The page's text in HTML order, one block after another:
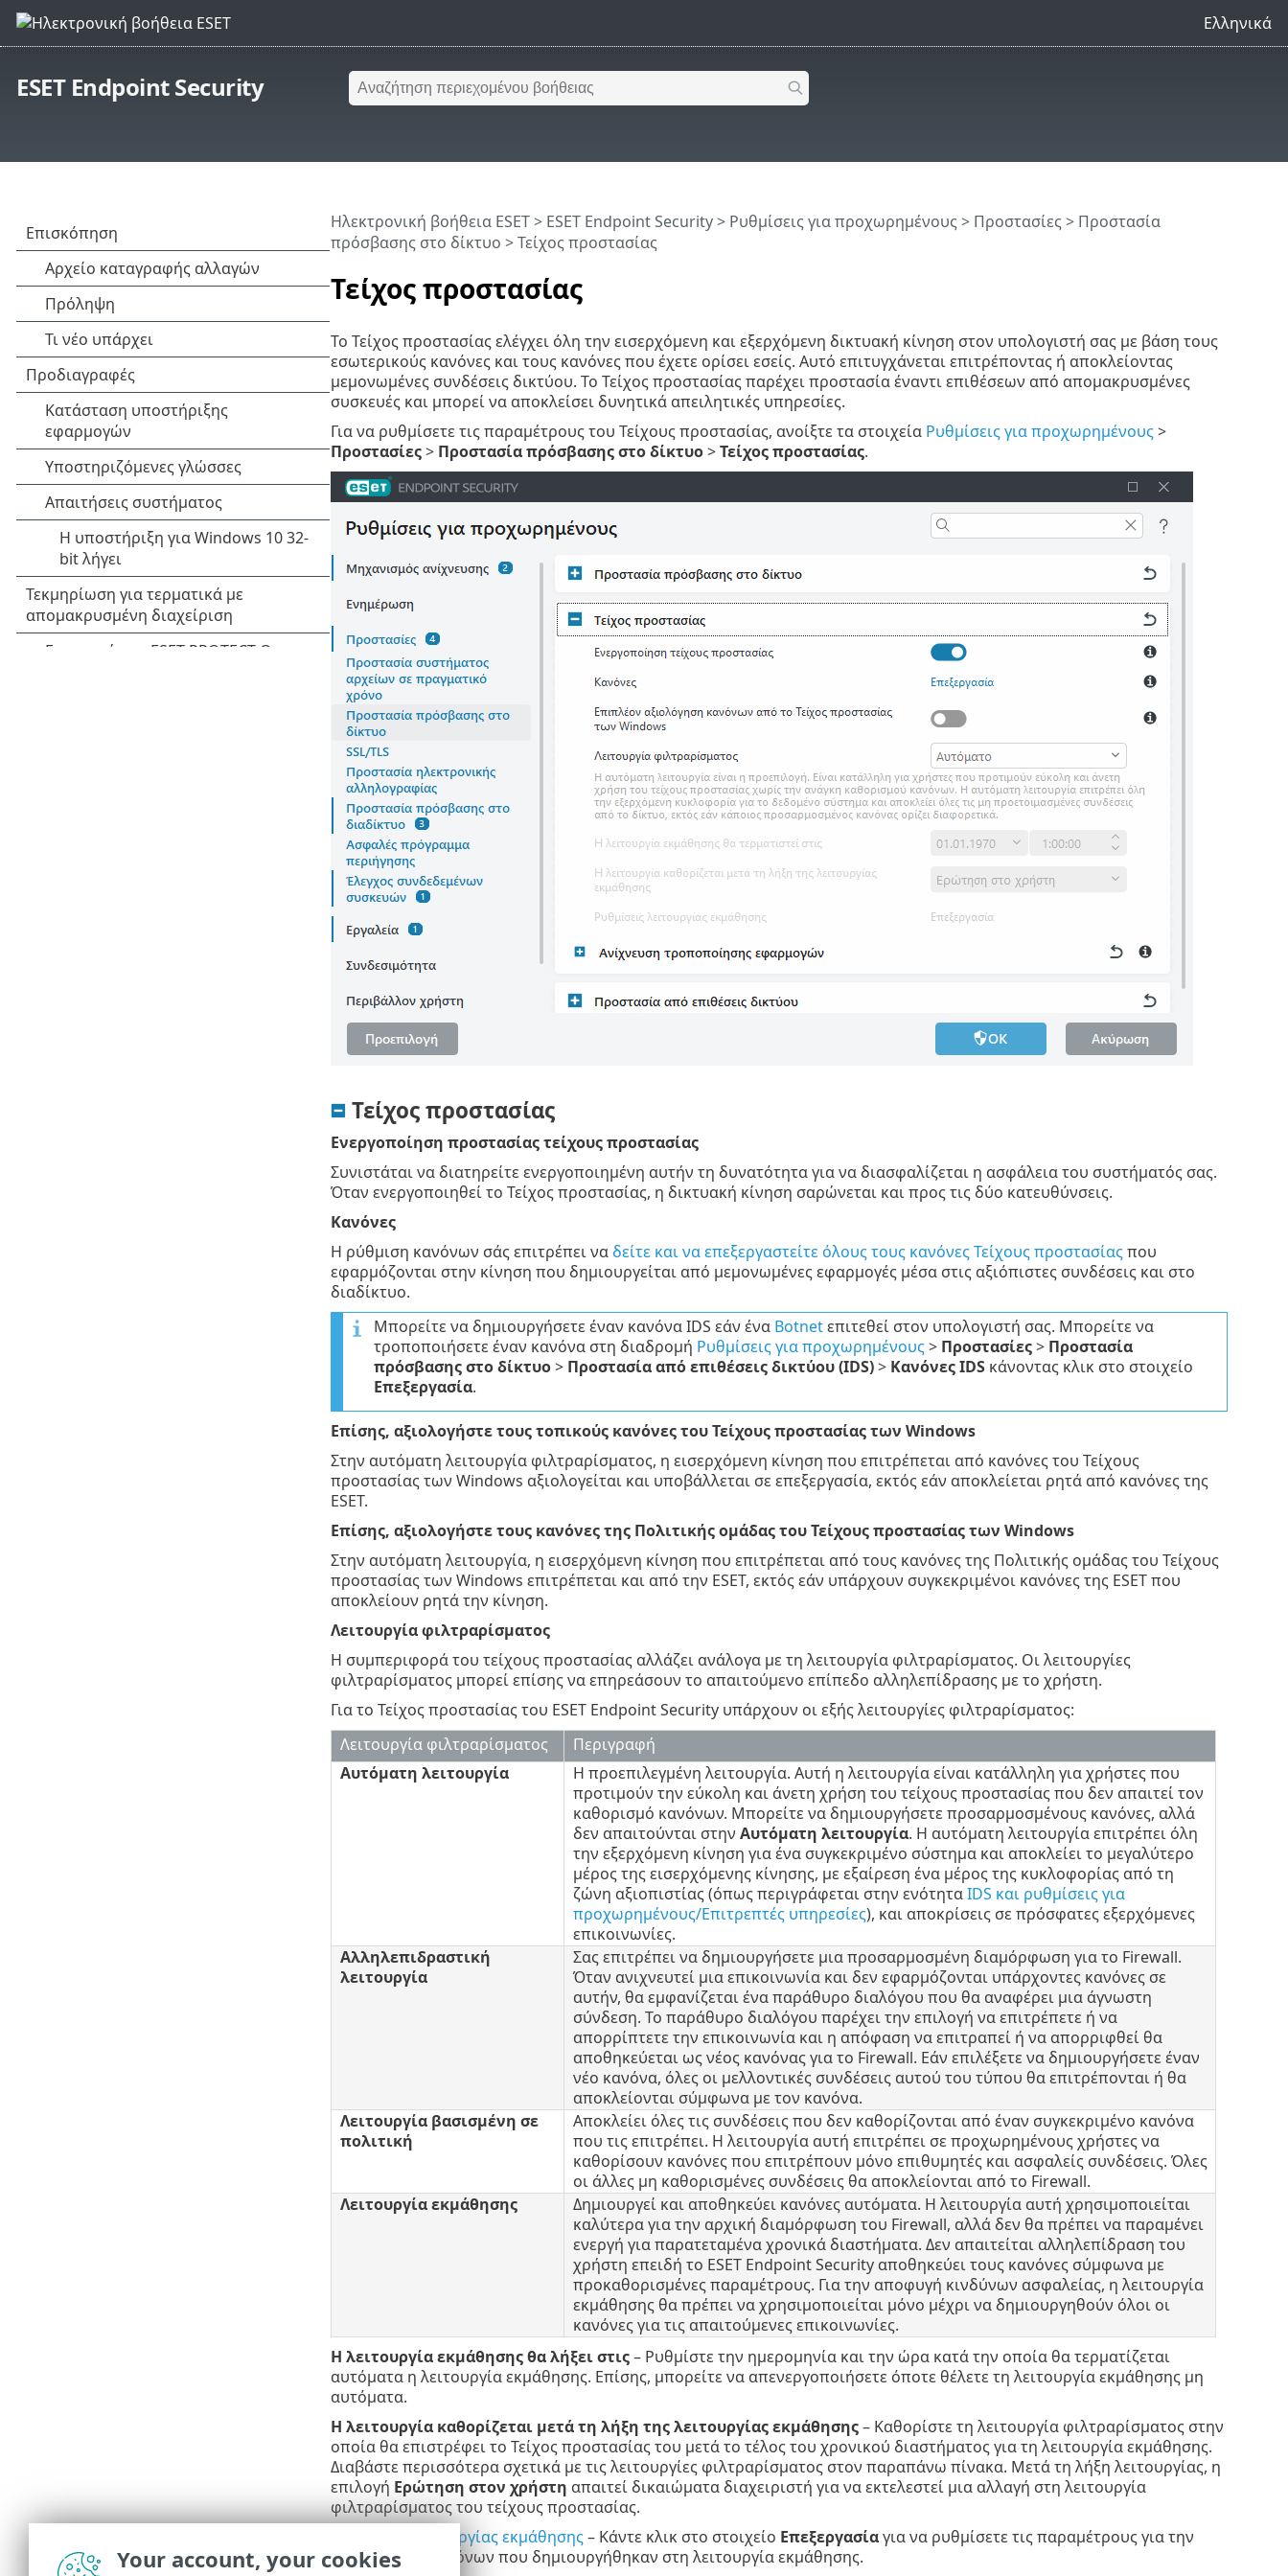
Ελληνικά
ESET Endpoint Security
Τείχος προστασίας
Ηλεκτρονική βοήθεια ESET> ESET Endpoint Security> Ρυθμίσεις για προχωρημένους> Προστασίες> Προστασία
πρόσβασης στο δίκτυο > Τείχος προστασίας
Το Τείχος προστασίας ελέγχει όλη την εισερχόμενη και εξερχόμενη δικτυακή κίνηση στον υπολογιστή σας με βάση τους
εσωτερικούς κανόνες και τους κανόνες που έχετε ορίσει εσείς. Αυτό επιτυγχάνεται επιτρέποντας ή αποκλείοντας
μεμονωμένες συνδέσεις δικτύου. Το Τείχος προστασίας παρέχει προστασία έναντι επιθέσεων από απομακρυσμένες
συσκευές και μπορεί να αποκλείσει δυνητικά απειλητικές υπηρεσίες.
Για να ρυθμίσετε τις παραμέτρους του Τείχους προστασίας, ανοίξτε τα στοιχεία Ρυθμίσεις για προχωρημένους>
Προστασίες> Προστασία πρόσβασης στο δίκτυο>Τείχος προστασίας.
Τείχος προστασίας
Ενεργοποίηση προστασίας τείχους προστασίας
Συνιστάται να διατηρείτε ενεργοποιημένη αυτήν τη δυνατότητα για να διασφαλίζεται η ασφάλεια του συστήματός σας.
Όταν ενεργοποιηθεί το Τείχος προστασίας, η δικτυακή κίνηση σαρώνεται και προς τις δύο κατευθύνσεις.
Κανόνες
Η ρύθμιση κανόνων σάς επιτρέπει ναδείτε και να επεξεργαστείτε όλους τους κανόνες Τείχους προστασίαςπου
εφαρμόζονται στην κίνηση που δημιουργείται από μεμονωμένες εφαρμογές μέσα στις αξιόπιστες συνδέσεις και στο
διαδίκτυο.
Μπορείτε να δημιουργήσετε έναν κανόνα IDS εάν ένα Botnetεπιτεθεί στον υπολογιστή σας. Μπορείτε να
τροποποιήσετε έναν κανόνα στη διαδρομή Ρυθμίσεις για προχωρημένους> Προστασίες> Προστασία
πρόσβασης στο δίκτυο> Προστασία από επιθέσεις δικτύου (IDS)> Κανόνες IDSκάνοντας κλικ στο στοιχείο
Επεξεργασία.
Επίσης, αξιολογήστε τους τοπικούς κανόνες του Τείχους προστασίας των Windows
Στην αυτόματη λειτουργία φιλτραρίσματος, η εισερχόμενη κίνηση που επιτρέπεται από κανόνες του Τείχους
προστασίας των Windows αξιολογείται και υποβάλλεται σε επεξεργασία, εκτός εάν αποκλείεται ρητά από κανόνες της
ESET.
Επίσης, αξιολογήστε τους κανόνες της Πολιτικής ομάδας του Τείχους προστασίας των Windows
Στην αυτόματη λειτουργία, η εισερχόμενη κίνηση που επιτρέπεται από τους κανόνες της Πολιτικής ομάδας του Τείχους
προστασίας των Windows επιτρέπεται και από την ESET, εκτός εάν υπάρχουν συγκεκριμένοι κανόνες της ESET που
αποκλείουν ρητά την κίνηση.
Λειτουργία φιλτραρίσματος
Η συμπεριφορά του τείχους προστασίας αλλάζει ανάλογα με τη λειτουργία φιλτραρίσματος. Οι λειτουργίες
φιλτραρίσματος μπορεί επίσης να επηρεάσουν το απαιτούμενο επίπεδο αλληλεπίδρασης με το χρήστη.
Για το Τείχος προστασίας του ESET Endpoint Security υπάρχουν οι εξής λειτουργίες φιλτραρίσματος:
Λειτουργία φιλτραρίσματος
Περιγραφή
Αυτόματη λειτουργία
Η προεπιλεγμένη λειτουργία. Αυτή η λειτουργία είναι κατάλληλη για χρήστες που
προτιμούν την εύκολη και άνετη χρήση του τείχους προστασίας που δεν απαιτεί τον
καθορισμό κανόνων. Μπορείτε να δημιουργήσετε προσαρμοσμένους κανόνες, αλλά
δεν απαιτούνται στην Αυτόματη λειτουργία. Η αυτόματη λειτουργία επιτρέπει όλη
την εξερχόμενη κίνηση για ένα συγκεκριμένο σύστημα και αποκλείει το μεγαλύτερο
μέρος της εισερχόμενης κίνησης, με εξαίρεση ένα μέρος της κυκλοφορίας από τη
ζώνη αξιοπιστίας (όπως περιγράφεται στην ενότηταIDS και ρυθμίσεις για
προχωρημένους/Επιτρεπτές υπηρεσίες), και αποκρίσεις σε πρόσφατες εξερχόμενες
επικοινωνίες.
Αλληλεπιδραστική
λειτουργία
Σας επιτρέπει να δημιουργήσετε μια προσαρμοσμένη διαμόρφωση για το Firewall.
Όταν ανιχνευτεί μια επικοινωνία και δεν εφαρμόζονται υπάρχοντες κανόνες σε
αυτήν, θα εμφανίζεται ένα παράθυρο διαλόγου που θα αναφέρει μια άγνωστη
σύνδεση. Το παράθυρο διαλόγου παρέχει την επιλογή να επιτρέπετε ή να
απορρίπτετε την επικοινωνία και η απόφαση να επιτραπεί ή να απορριφθεί θα
αποθηκεύεται ως νέος κανόνας για το Firewall. Εάν επιλέξετε να δημιουργήσετε έναν
νέο κανόνα, όλες οι μελλοντικές συνδέσεις αυτού του τύπου θα επιτρέπονται ή θα
αποκλείονται σύμφωνα με τον κανόνα.
Λειτουργία βασισμένη σε
πολιτική
Αποκλείει όλες τις συνδέσεις που δεν καθορίζονται από έναν συγκεκριμένο κανόνα
που τις επιτρέπει. Η λειτουργία αυτή επιτρέπει σε προχωρημένους χρήστες να
καθορίσουν κανόνες που επιτρέπουν μόνο επιθυμητές και ασφαλείς συνδέσεις. Όλες
οι άλλες μη καθορισμένες συνδέσεις θα αποκλείονται από το Firewall.
Λειτουργία εκμάθησης
Δημιουργεί και αποθηκεύει κανόνες αυτόματα. Η λειτουργία αυτή χρησιμοποιείται
καλύτερα για την αρχική διαμόρφωση του Firewall, αλλά δεν θα πρέπει να παραμένει
ενεργή για παρατεταμένα χρονικά διαστήματα. Δεν απαιτείται αλληλεπίδραση του
χρήστη επειδή το ESET Endpoint Security αποθηκεύει τους κανόνες σύμφωνα με
προκαθορισμένες παραμέτρους. Για την αποφυγή κινδύνων ασφαλείας, η λειτουργία
εκμάθησης θα πρέπει να χρησιμοποιείται μόνο μέχρι να δημιουργηθούν όλοι οι
κανόνες για τις απαιτούμενες επικοινωνίες.
Η λειτουργία εκμάθησης θα λήξει στις– Ρυθμίστε την ημερομηνία και την ώρα κατά την οποία θα τερματίζεται
αυτόματα η λειτουργία εκμάθησης. Επίσης, μπορείτε να απενεργοποιήσετε όποτε θέλετε τη λειτουργία εκμάθησης μη
αυτόματα.
Η λειτουργία καθορίζεται μετά τη λήξη της λειτουργίας εκμάθησης– Καθορίστε τη λειτουργία φιλτραρίσματος στην
οποία θα επιστρέφει το Τείχος προστασίας του μετά το τέλος του χρονικού διαστήματος για τη λειτουργία εκμάθησης.
Διαβάστε περισσότερα σχετικά με τις λειτουργίες φιλτραρίσματος στον παραπάνω πίνακα. Μετά τη λήξη λειτουργίας, η
επιλογή Ερώτηση στον χρήστη απαιτεί δικαιώματα διαχειριστή για να εκτελεστεί μια αλλαγή στη λειτουργία
φιλτραρίσματος του τείχους προστασίας.
Ρυθμίσεις λειτουργίας εκμάθησης– Κάντε κλικ στο στοιχείο Επεξεργασίαγια να ρυθμίσετε τις παραμέτρους για την
αποθήκευση κανόνων που δημιουργήθηκαν στη λειτουργία εκμάθησης.
Your account, your cookies